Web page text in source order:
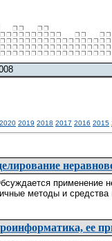
2020 2019 2018 2017 2016 2015
применение
методы и
ее